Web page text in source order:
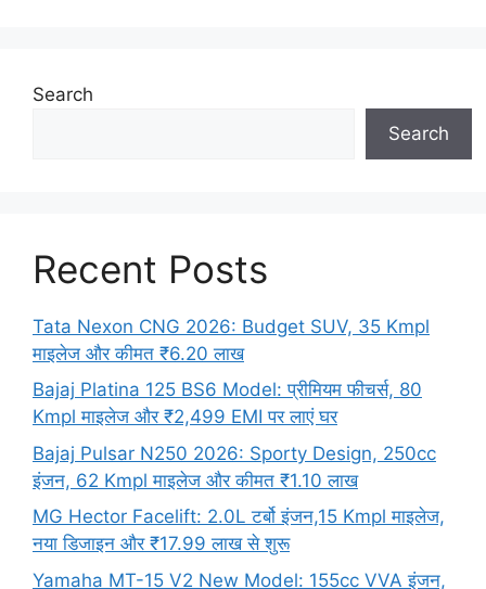
Search
Search
Recent Posts
Tata Nexon CNG 2026: Budget SUV, 35 Kmpl
माइलेज और कीमत ₹6.20 लाख
Bajaj Platina 125 BS6 Model: प्रीमियम फीचर्स, 80
Kmpl माइलेज और ₹2,499 EMI पर लाएं घर
Bajaj Pulsar N250 2026: Sporty Design, 250cc
इंजन, 62 Kmpl माइलेज और कीमत ₹1.10 लाख
MG Hector Facelift: 2.0L टर्बो इंजन,15 Kmpl माइलेज,
नया डिजाइन और ₹17.99 लाख से शुरू
Yamaha MT-15 V2 New Model: 155cc VVA इंजन,